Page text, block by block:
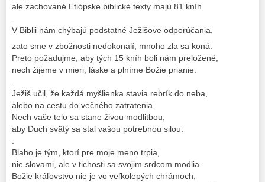
ale zachované Etiópske biblické texty majú 81 kníh.
V Biblii nám chýbajú podstatné Ježišove odporúčania,
zato sme v zbožnosti nedokonalí, mnoho zla sa koná.
Preto požadujme, aby tých 15 kníh boli nám preložené,
nech žijeme v mieri, láske a plníme Božie prianie.
Ježiš učil, že každá myšlienka stavia rebrík do neba,
alebo na cestu do večného zatratenia.
Nech vaše telo sa stane živou modlitbou,
aby Duch svätý sa stal vašou potrebnou silou.
Blaho je tým, ktorí pre moje meno trpia,
nie slovami, ale v tichosti sa svojim srdcom modlia.
Božie kráľovstvo nie je vo veľkolepých chrámoch,